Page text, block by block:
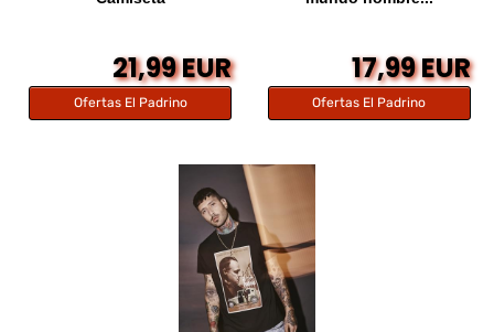
21,99 EUR
Ofertas El Padrino
17,99 EUR
Ofertas El Padrino